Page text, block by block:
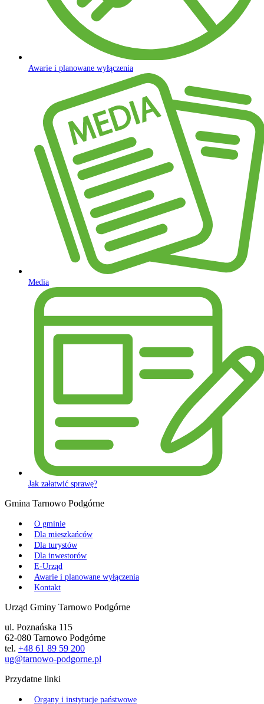
Awarie i planowane wyłączenia
Media
Jak załatwić sprawę?
Gmina Tarnowo Podgórne
O gminie
Dla mieszkańców
Dla turystów
Dla inwestorów
E-Urząd
Awarie i planowane wyłączenia
Kontakt
Urząd Gminy Tarnowo Podgórne
ul. Poznańska 115
62-080 Tarnowo Podgórne
tel. +48 61 89 59 200
ug@tarnowo-podgorne.pl
Przydatne linki
Organy i instytucje państwowe